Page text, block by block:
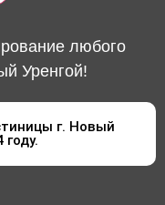
любого
Уренгой!
г. Новый
году.